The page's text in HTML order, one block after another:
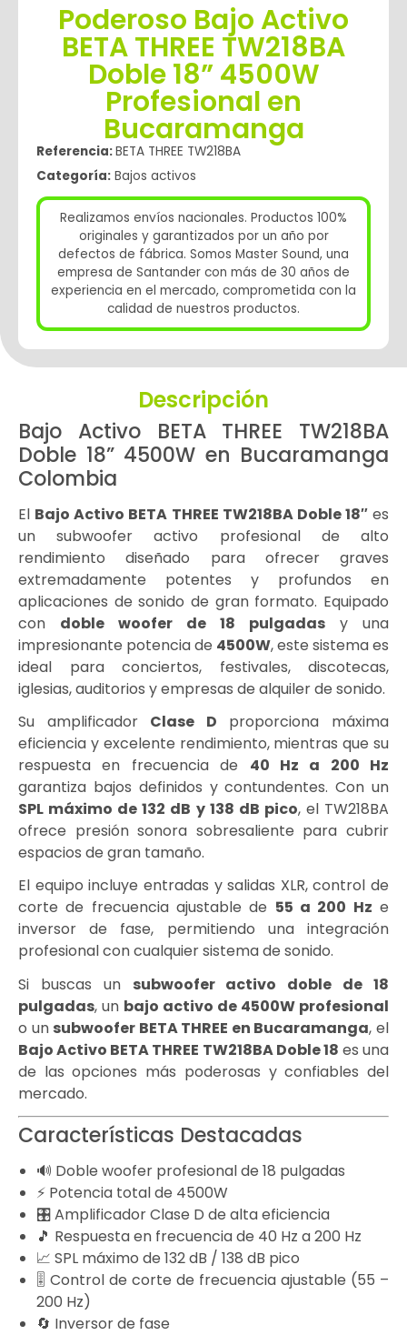
Poderoso Bajo Activo
BETA THREE TW218BA
Doble 18” 4500W
Profesional en
Bucaramanga
Referencia:BETA THREE TW218BA
Categoría: Bajos activos
Realizamos envíos nacionales. Productos 100%
originales y garantizados por un año por
defectos de fábrica. Somos Master Sound, una
empresa de Santander con más de 30 años de
experiencia en el mercado, comprometida con la
calidad de nuestros productos.
Descripción
Bajo Activo BETA THREE TW218BA
Doble 18” 4500W en Bucaramanga
Colombia
El Bajo Activo BETA THREE TW218BA Doble 18″es
un subwoofer activo profesional de alto
rendimiento diseñado para ofrecer graves
extremadamente potentes y profundos en
aplicaciones de sonido de gran formato. Equipado
con doble woofer de 18 pulgadas y una
impresionante potencia de 4500W, este sistema es
ideal para conciertos, festivales, discotecas,
iglesias, auditorios y empresas de alquiler de sonido.
Su amplificador Clase D proporciona máxima
eficiencia y excelente rendimiento, mientras que su
respuesta en frecuencia de 40 Hz a 200 Hz
garantiza bajos definidos y contundentes. Con un
SPL máximo de 132 dB y 138 dB pico, el TW218BA
ofrece presión sonora sobresaliente para cubrir
espacios de gran tamaño.
El equipo incluye entradas y salidas XLR, control de
corte de frecuencia ajustable de 55 a 200 Hz e
inversor de fase, permitiendo una integración
profesional con cualquier sistema de sonido.
Si buscas un subwoofer activo doble de 18
pulgadas, un bajo activo de 4500W profesional
o un subwoofer BETA THREE en Bucaramanga, el
Bajo Activo BETA THREE TW218BA Doble 18 es una
de las opciones más poderosas y confiables del
mercado.
Características Destacadas
🔊 Doble woofer profesional de 18 pulgadas
⚡ Potencia total de 4500W
🎛️ Amplificador Clase D de alta eficiencia
🎵 Respuesta en frecuencia de 40 Hz a 200 Hz
📈 SPL máximo de 132 dB / 138 dB pico
🎚️ Control de corte de frecuencia ajustable (55 –
200 Hz)
🔄 Inversor de fase